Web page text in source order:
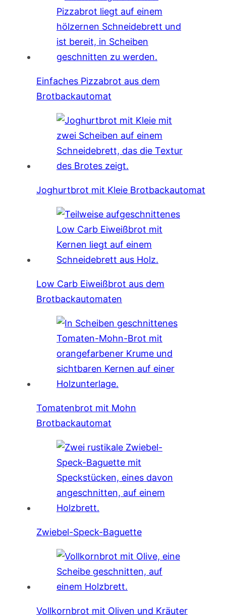
Einfaches Pizzabrot aus dem
Brotbackautomat
Joghurtbrot mit Kleie Brotbackautomat
Low Carb Eiweißbrot aus dem
Brotbackautomaten
Tomatenbrot mit Mohn
Brotbackautomat
Zwiebel-Speck-Baguette
Vollkornbrot mit Oliven und Kräuter